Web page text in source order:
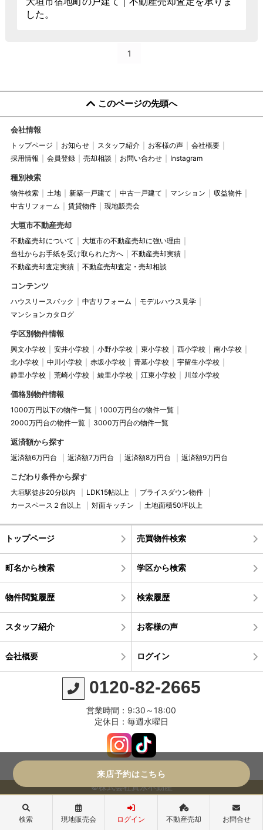
した。
1
このページの先頭へ
会社情報
トップページ お知らせ スタッフ紹介 お客様の声
会社概要
採用情報
会員登録 売却相談 お問い合わせ Instagram
種別検索
物件検索 土地 新築一戸建て 中古一戸建て マンション
収益物件
中古リフォーム
賃貸物件 現地販売会
大垣市不動産売却
不動産売却について
大垣市の不動産売却に強い理由
当社からお手紙を受け取られた方へ
不動産売却実績
不動産売却査定実績
不動産売却査定・売却相談
コンテンツ
ハウスリースバック 中古リフォーム
モデルハウス見学
マンションカタログ
学区別物件情報
興文小学校 安井小学校 小野小学校 東小学校 西小学校
南小学校
北小学校
中川小学校 赤坂小学校 青墓小学校
宇留生小学校
静里小学校
荒崎小学校 綾里小学校 江東小学校 川並小学校
価格別物件情報
1000万円以下の物件一覧
1000万円台の物件一覧
2000万円台の物件一覧
3000万円台の物件一覧
返済額から探す
返済額6万円台 返済額7万円台 返済額8万円台 返済額9万円台
こだわり条件から探す
大垣駅徒歩20分以内 LDK15帖以上
プライスダウン物件
カースペース２台以上
対面キッチン 土地面積50坪以上
トップページ 売買物件検索
町名から検索 学区から検索
物件閲覧履歴 検索履歴
スタッフ紹介 お客様の声
会社概要 ログイン
0120-82-2665
営業時間：9:30～18:00
定休日：毎週水曜日
©株式会社真永不動産
来店予約はこちら
検索 現地販売会 ログイン 不動産売却 お問合せ